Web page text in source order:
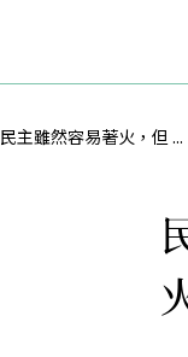
民主雖然容易著火，但 ...